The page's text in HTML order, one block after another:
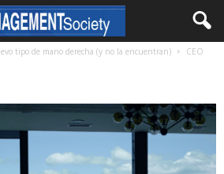
tipo de mano derecha (y no la encuentran) CEO